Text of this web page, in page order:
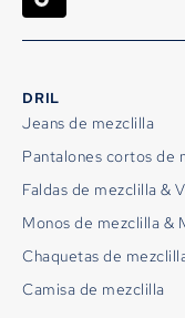
DRIL
Jeans de mezclilla
Pantalones cortos de
Faldas de mezclilla &
Monos de mezclilla &
Chaquetas de
Camisa de mezclilla